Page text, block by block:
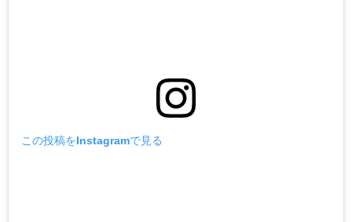
この投稿をInstagramで見る